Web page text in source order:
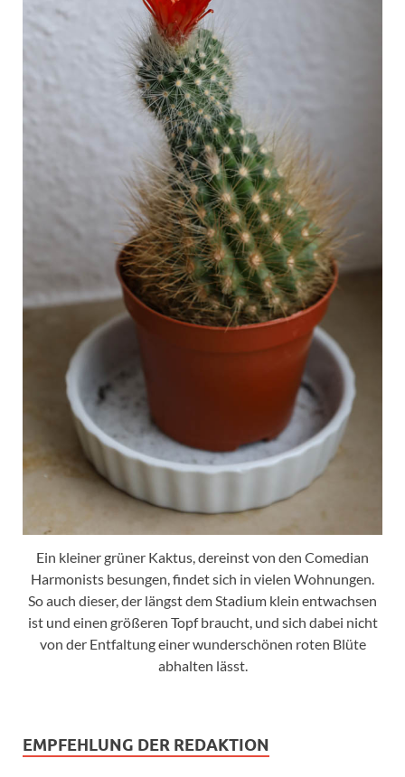
Ein kleiner grüner Kaktus, dereinst von den Comedian
Harmonists besungen, findet sich in vielen Wohnungen.
So auch dieser, der längst dem Stadium klein entwachsen
ist und einen größeren Topf braucht, und sich dabei nicht
von der Entfaltung einer wunderschönen roten Blüte
abhalten lässt.
EMPFEHLUNG DER REDAKTION